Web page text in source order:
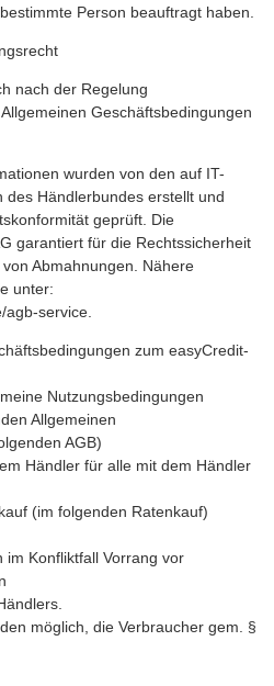
Person beauftragt haben.
nach der Regelung
Geschäftsbedingungen
wurden von den auf IT-
des Händlerbundes erstellt und
geprüft. Die
garantiert für die Rechtssicherheit
Abmahnungen. Nähere
unter:
service.
zum easyCredit-
Nutzungsbedingungen
Allgemeinen
AGB)
Händler für alle mit dem Händler
(im folgenden Ratenkauf)
im Konfliktfall Vorrang vor
möglich, die Verbraucher gem. §